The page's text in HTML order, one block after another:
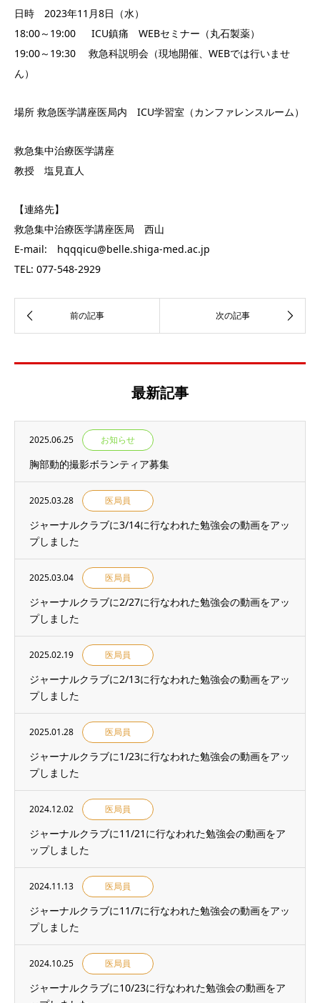
日時 2023年11月8日（水）
18:00～19:00 ICU鎮痛 WEBセミナー（丸石製薬）
19:00～19:30 救急科説明会（現地開催、WEBでは行いませ
ん）
場所 救急医学講座医局内 ICU学習室（カンファレンスルーム）
救急集中治療医学講座
教授 塩見直人
【連絡先】
救急集中治療医学講座医局 西山
E-mail: hqqqicu@belle.shiga-med.ac.jp
TEL: 077-548-2929
最新記事
2025.06.25 お知らせ
胸部動的撮影ボランティア募集
2025.03.28 医局員
ジャーナルクラブに3/14に行なわれた勉強会の動画をアッ
プしました
2025.03.04 医局員
ジャーナルクラブに2/27に行なわれた勉強会の動画をアッ
プしました
2025.02.19 医局員
ジャーナルクラブに2/13に行なわれた勉強会の動画をアッ
プしました
2025.01.28 医局員
ジャーナルクラブに1/23に行なわれた勉強会の動画をアッ
プしました
2024.12.02 医局員
ジャーナルクラブに11/21に行なわれた勉強会の動画をア
ップしました
2024.11.13 医局員
ジャーナルクラブに11/7に行なわれた勉強会の動画をアッ
プしました
2024.10.25 医局員
ジャーナルクラブに10/23に行なわれた勉強会の動画をア